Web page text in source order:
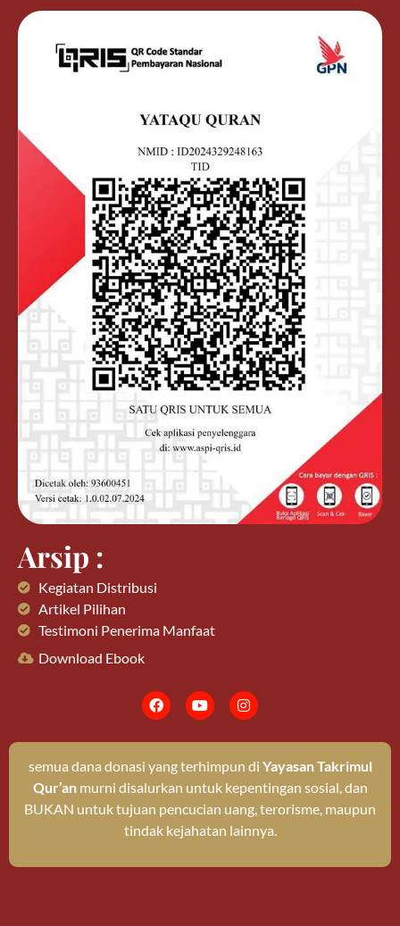
Arsip :
Kegiatan Distribusi
Artikel Pilihan
Testimoni Penerima Manfaat
Download Ebook
semua dana donasi yang terhimpun di Yayasan Takrimul
Qur’anmurni disalurkan untuk kepentingan sosial, dan
BUKAN untuk tujuan pencucian uang, terorisme, maupun
tindak kejahatan lainnya.